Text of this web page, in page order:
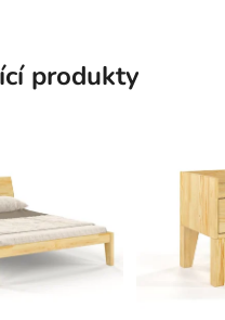
produkty